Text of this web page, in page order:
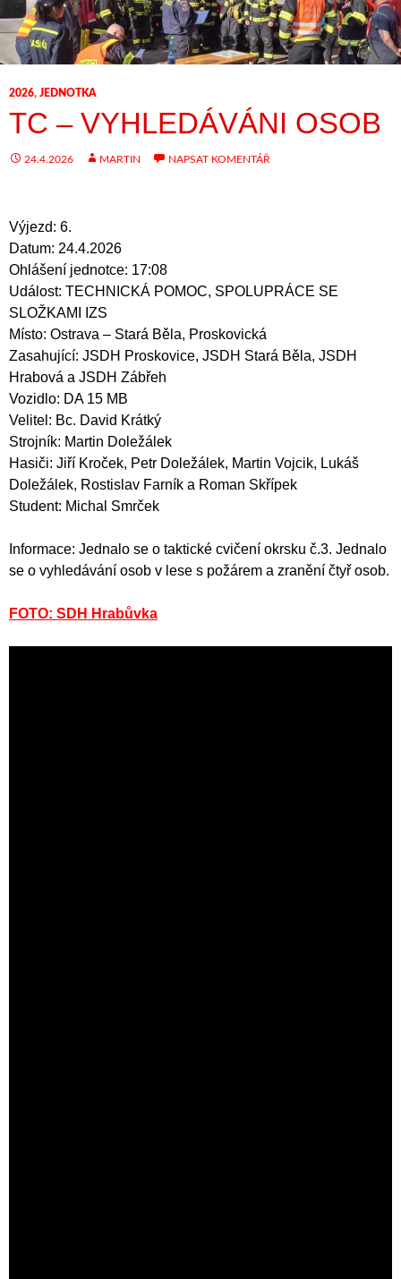
2026, JEDNOTKA
TC – VYHLEDÁVÁNI OSOB
24.4.2026 MARTIN NAPSAT KOMENTÁŘ
Výjezd: 6.
Datum: 24.4.2026
Ohlášení jednotce: 17:08
Událost: TECHNICKÁ POMOC, SPOLUPRÁCE SE
SLOŽKAMI IZS
Místo: Ostrava – Stará Běla, Proskovická
Zasahující: JSDH Proskovice, JSDH Stará Běla, JSDH
Hrabová a JSDH Zábřeh
Vozidlo: DA 15 MB
Velitel: Bc. David Krátký
Strojník: Martin Doležálek
Hasiči: Jiří Kroček, Petr Doležálek, Martin Vojcik, Lukáš
Doležálek, Rostislav Farník a Roman Skřípek
Student: Michal Smrček
Informace: Jednalo se o taktické cvičení okrsku č.3. Jednalo
se o vyhledávání osob v lese s požárem a zranění čtyř osob.
FOTO: SDH Hrabůvka